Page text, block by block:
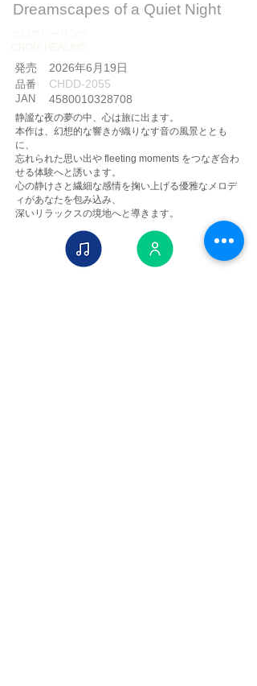
Dreamscapes of a Quiet Night
​発売 2026年6月19日
品番 CHDD-2055
JAN 4580010328708
静謐な夜の夢の中、心は旅に出ます。
本作は、幻想的な響きが織りなす音の風景ととも
に、
忘れられた思い出や fleeting moments をつなぎ合わ
せる体験へと誘います。
心の静けさと繊細な感情を掬い上げる優雅なメロデ
ィがあなたを包み込み、
深いリラックスの境地へと導きます。